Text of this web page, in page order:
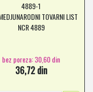
4889-1
TOVARNI LIST
NCR 4889
bez poreza: 30,60 din
36,72 din